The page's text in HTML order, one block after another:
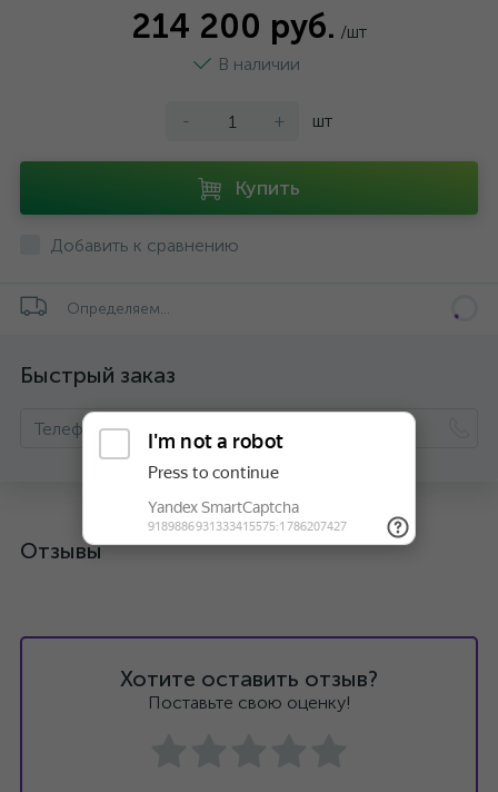
214 200 руб. /шт
В наличии
- + шт
Купить
Добавить к сравнению
Определяем...
Быстрый заказ
Отзывы
Хотите оставить отзыв?
Поставьте свою оценку!